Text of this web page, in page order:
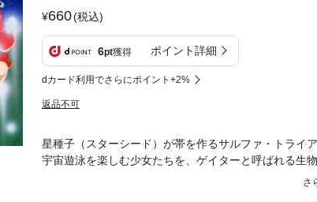
660(税込)
6pt獲得 ポイント詳細
dカード利用でさらにポイント+2%
返品不可
星種子（スターシード）が帯を作るサルファ・トライ
宇宙遊泳を楽しむ少女たちを、ゲイターと呼ばれる生
の腹の中で出会ったロムールは、この生物がジゴルと